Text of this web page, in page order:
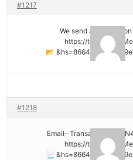
#1217
📂 We send a
https://telegra.ph/
#1218
📃 Email- Transaction
https://telegra.ph/